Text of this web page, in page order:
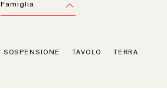
Famiglia
SOSPENSIONE TAVOLO TERRA